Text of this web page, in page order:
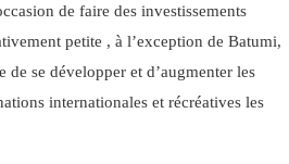
de faire des investissements
petite , à l’exception de Batumi,
se développer et d’augmenter les
internationales et récréatives les